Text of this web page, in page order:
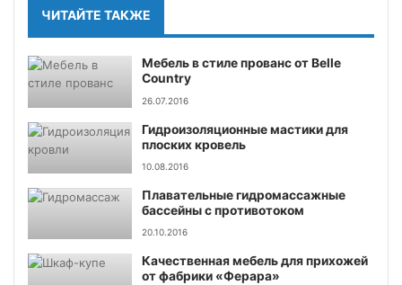
ЧИТАЙТЕ ТАКЖЕ
Мебель в стиле прованс от Belle
Country
26.07.2016
Гидроизоляционные мастики для
плоских кровель
10.08.2016
Плавательные гидромассажные
бассейны с противотоком
20.10.2016
Качественная мебель для прихожей
от фабрики «Ферара»